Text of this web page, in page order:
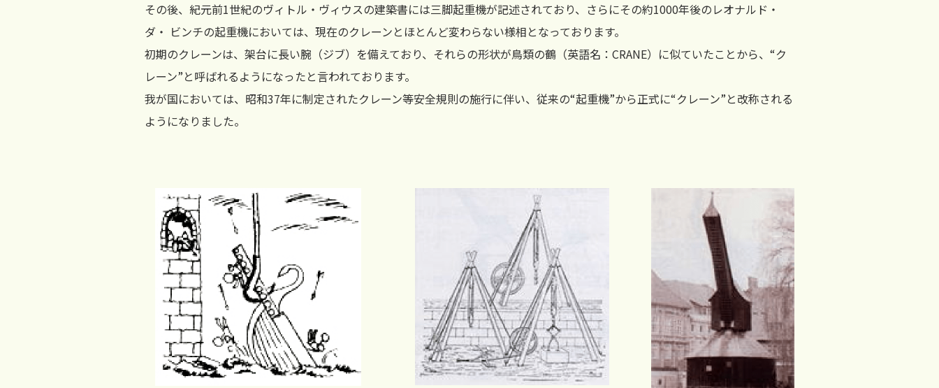
その後、紀元前1世紀のヴィトル・ヴィウスの建築書には三脚起重機が記述されており、さらにその約1000年後のレオナルド・
ダ・ ビンチの起重機においては、現在のクレーンとほとんど変わらない様相となっております。
初期のクレーンは、架台に長い腕（ジブ）を備えており、それらの形状が鳥類の鶴（英語名：CRANE）に似ていたことから、“ク
レーン”と呼ばれるようになったと言われております。
我が国においては、昭和37年に制定されたクレーン等安全規則の施行に伴い、従来の“起重機”から正式に“クレーン”と改称される
ようになりました。